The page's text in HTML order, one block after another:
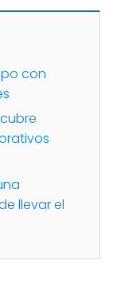
con
llevar el